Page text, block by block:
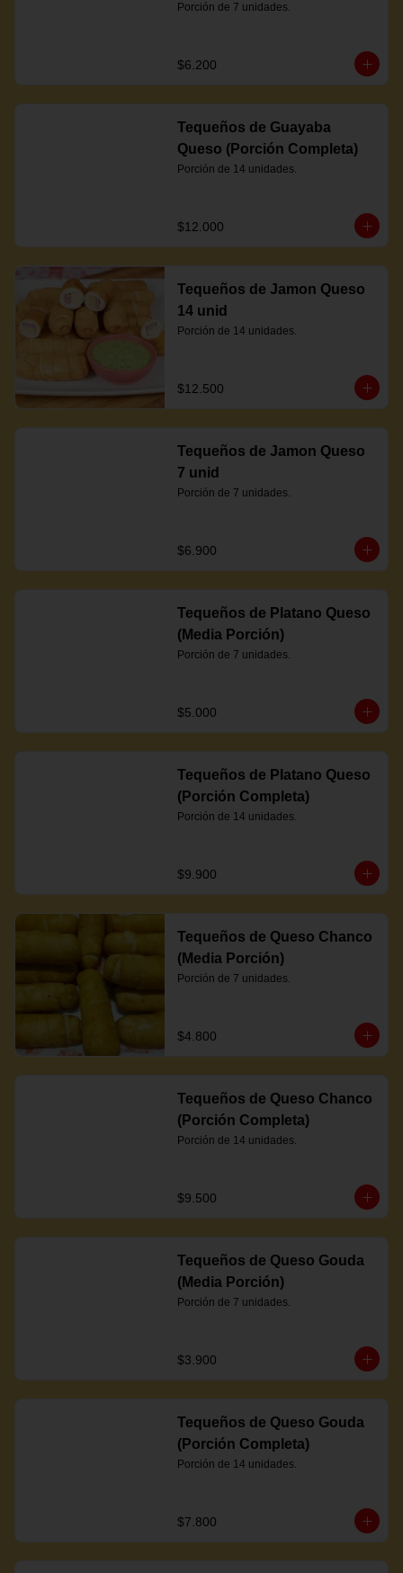
Porción de 7 unidades.
$6.200
Tequeños de Guayaba
Queso (Porción Completa)
Porción de 14 unidades.
$12.000
Tequeños de Jamon Queso
14 unid
Porción de 14 unidades.
$12.500
Tequeños de Jamon Queso
7 unid
Porción de 7 unidades.
$6.900
Tequeños de Platano Queso
(Media Porción)
Porción de 7 unidades.
$5.000
Tequeños de Platano Queso
(Porción Completa)
Porción de 14 unidades.
$9.900
Tequeños de Queso Chanco
(Media Porción)
Porción de 7 unidades.
$4.800
Tequeños de Queso Chanco
(Porción Completa)
Porción de 14 unidades.
$9.500
Tequeños de Queso Gouda
(Media Porción)
Porción de 7 unidades.
$3.900
Tequeños de Queso Gouda
(Porción Completa)
Porción de 14 unidades.
$7.800